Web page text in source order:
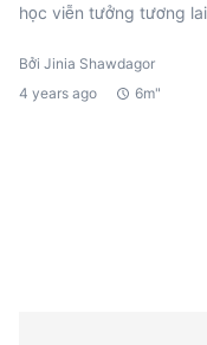
học viễn tưởng tương
Bởi Jinia Shawdagor
4 years ago
6m"